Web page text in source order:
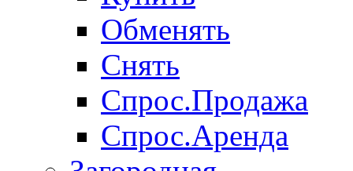
Обменять
Снять
Спрос.Продажа
Спрос.Аренда